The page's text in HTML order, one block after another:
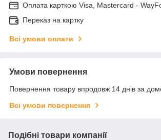
Оплата карткою Visa, Mastercard -
Переказ на картку
Всі умови оплати
Умови повернення
Повернення товару впродовж 14 днів за
Всі умови повернення
Подібні товари компанії